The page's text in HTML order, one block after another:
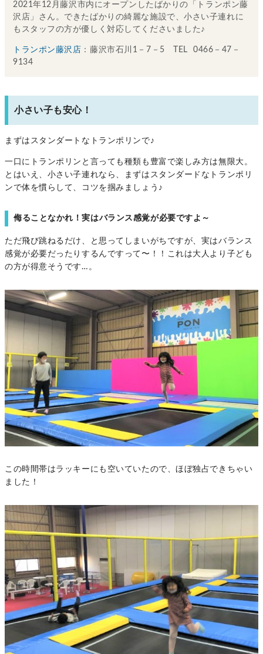
2021年12月藤沢市内にオープンしたばかりの「トランポン藤
沢店」さん。できたばかりの綺麗な施設で、小さい子連れに
もスタッフの方が優しく対応してくださいました♪
トランポン藤沢店 ：藤沢市石川1－7－5 TEL 0466－47－
9134
小さい子も安心！
まずはスタンダートなトランポリンで♪
一口にトランポリンと言っても種類も豊富で楽しみ方は無限大。
とはいえ、小さい子連れなら、まずはスタンダードなトランポリ
ンで体を慣らして、コツを掴みましょう♪
侮ることなかれ！実はバランス感覚が必要ですよ～
ただ飛び跳ねるだけ、と思ってしまいがちですが、実はバランス
感覚が必要だったりするんですって〜！！これは大人より子ども
の方が得意そうです…。
この時間帯はラッキーにも空いていたので、ほぼ独占できちゃい
ました！